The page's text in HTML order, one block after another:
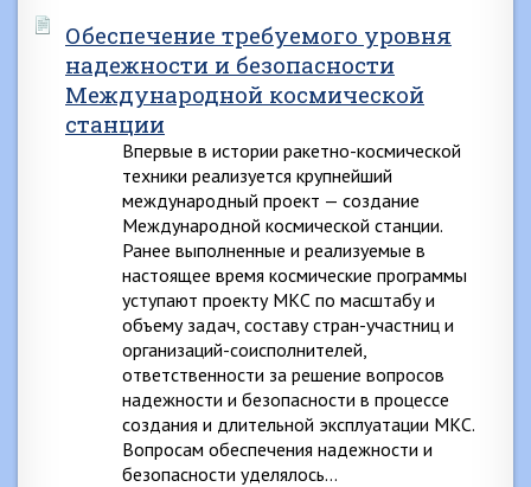
Обеспечение требуемого уровня
надежности и безопасности
Международной космической
станции
Впервые в истории ракетно-космической
техники реализуется крупнейший
международный проект — создание
Международной космической станции.
Ранее выполненные и реализуемые в
настоящее время космические программы
уступают проекту МКС по масштабу и
объему задач, составу стран-участниц и
организаций-соисполнителей,
ответственности за решение вопросов
надежности и безопасности в процессе
создания и длительной эксплуатации МКС.
Вопросам обеспечения надежности и
безопасности уделялось…